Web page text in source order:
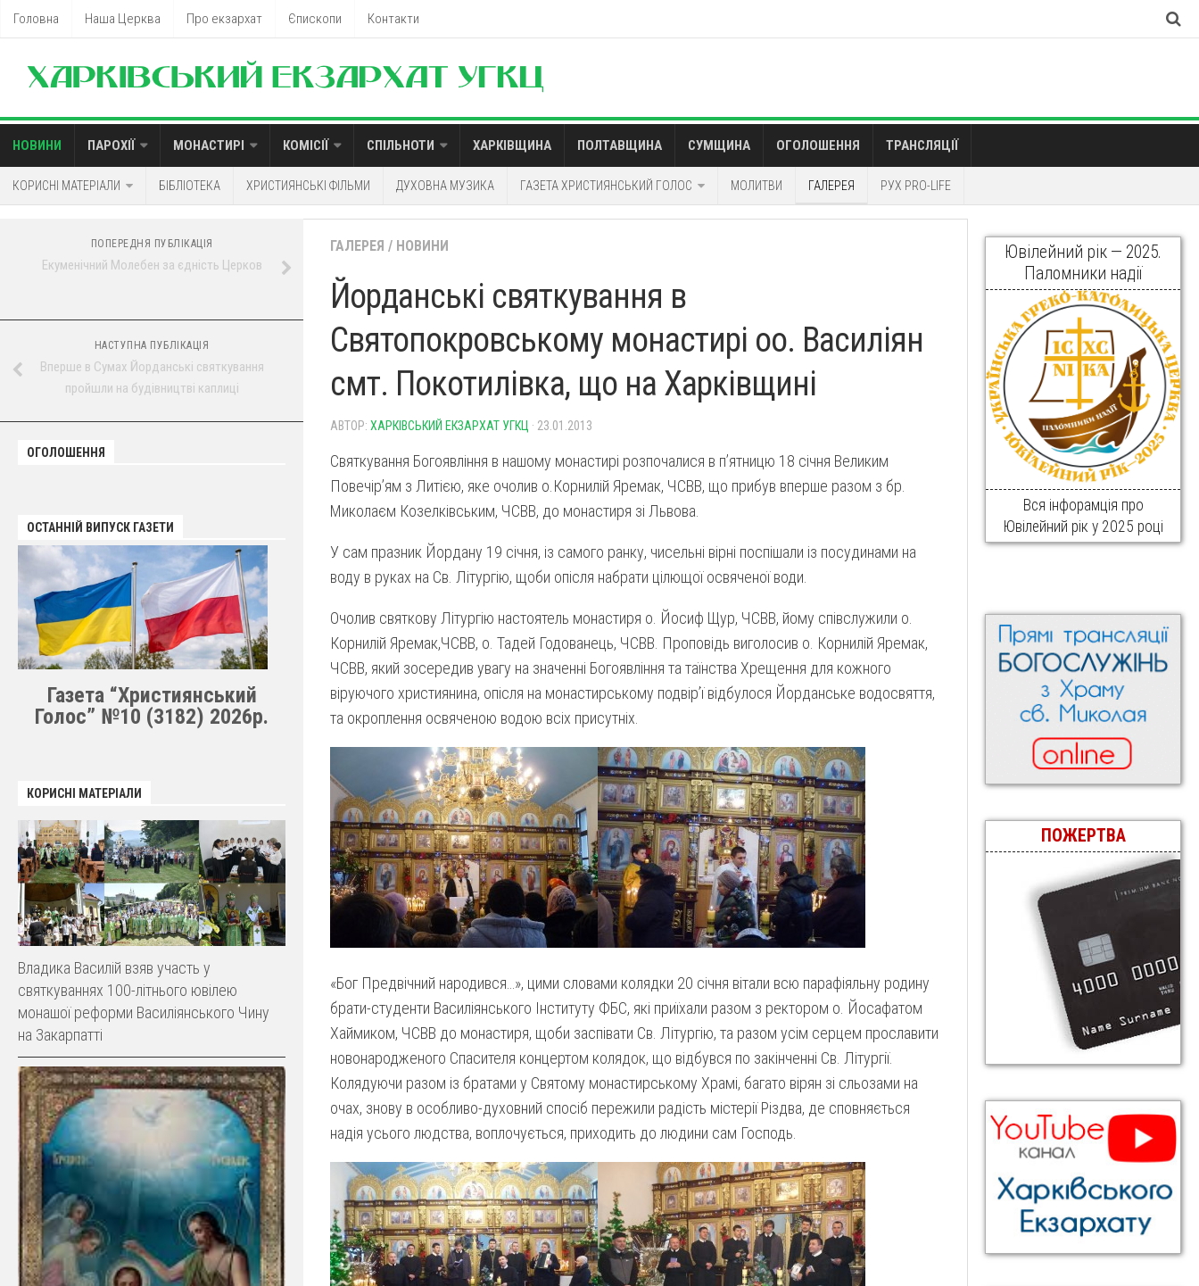
Головна Наша Церква Про екзархат Єпископи Контакти
НОВИНИ ПАРОХІЇ МОНАСТИРІ КОМІСІЇ СПІЛЬНОТИ ХАРКІВЩИНА ПОЛТАВЩИНА СУМЩИНА ОГОЛОШЕННЯ ТРАНСЛЯЦІЇ
КОРИСНІ МАТЕРІАЛИ БІБЛІОТЕКА ХРИСТИЯНСЬКІ ФІЛЬМИ ДУХОВНА МУЗИКА ГАЗЕТА ХРИСТИЯНСЬКИЙ ГОЛОС МОЛИТВИ ГАЛЕРЕЯ РУХ PRO-LIFE
ГАЛЕРЕЯ / НОВИНИ
Йорданські святкування в
Святопокровському монастирі оо. Василіян
смт. Покотилівка, що на Харківщині
АВТОР: ХАРКІВСЬКИЙ ЕКЗАРХАТ УГКЦ · 23.01.2013
Святкування Богоявління в нашому монастирі розпочалися в п’ятницю 18 січня Великим
Повечір’ям з Литією, яке очолив о.Корнилій Яремак, ЧСВВ, що прибув вперше разом з бр.
Миколаєм Козелківським, ЧСВВ, до монастиря зі Львова.
У сам празник Йордану 19 січня, із самого ранку, чисельні вірні поспішали із посудинами на
воду в руках на Св. Літургію, щоби опісля набрати цілющої освяченої води.
Очолив святкову Літургію настоятель монастиря о. Йосиф Щур, ЧСВВ, йому співслужили о.
Корнилій Яремак,ЧСВВ, о. Тадей Годованець, ЧСВВ. Проповідь виголосив о. Корнилій Яремак,
ЧСВВ, який зосередив увагу на значенні Богоявління та таїнства Хрещення для кожного
віруючого християнина, опісля на монастирському подвір’ї відбулося Йорданське водосвяття,
та окроплення освяченою водою всіх присутніх.
«Бог Предвічний народився…», цими словами колядки 20 січня вітали всю парафіяльну родину
брати-студенти Василіянського Інституту ФБС, які приїхали разом з ректором о. Йосафатом
Хаймиком, ЧСВВ до монастиря, щоби заспівати Св. Літургію, та разом усім серцем прославити
новонародженого Спасителя концертом колядок, що відбувся по закінченні Св. Літургії.
Колядуючи разом із братами у Святому монастирському Храмі, багато вірян зі сльозами на
очах, знову в особливо-духовний спосіб пережили радість містерії Різдва, де сповняється
надія усього людства, воплочується, приходить до людини сам Господь.
ПОПЕРЕДНЯ ПУБЛІКАЦІЯ
Екуменічний Молебен за єдність Церков
НАСТУПНА ПУБЛІКАЦІЯ
Вперше в Сумах Йорданські святкування
пройшли на будівництві каплиці
ОГОЛОШЕННЯ
ОСТАННІЙ ВИПУСК ГАЗЕТИ
Газета “Християнський
Голос” №10 (3182) 2026р.
КОРИСНІ МАТЕРІАЛИ
Владика Василій взяв участь у
святкуваннях 100-літнього ювілею
монашої реформи Василіянського Чину
на Закарпатті
Ювілейний рік — 2025.
Паломники надії
Вся інфорамція про
Ювілейний рік у 2025 році
ПОЖЕРТВА